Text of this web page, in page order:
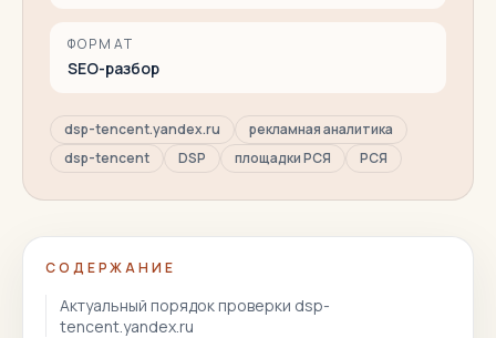
ФОРМАТ
SEO-разбор
dsp-tencent.yandex.ru
рекламная аналитика
dsp-tencent
DSP площадки РСЯ РСЯ
СОДЕРЖАНИЕ
Актуальный порядок проверки dsp-
tencent.yandex.ru